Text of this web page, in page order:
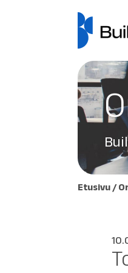
Etusivu /